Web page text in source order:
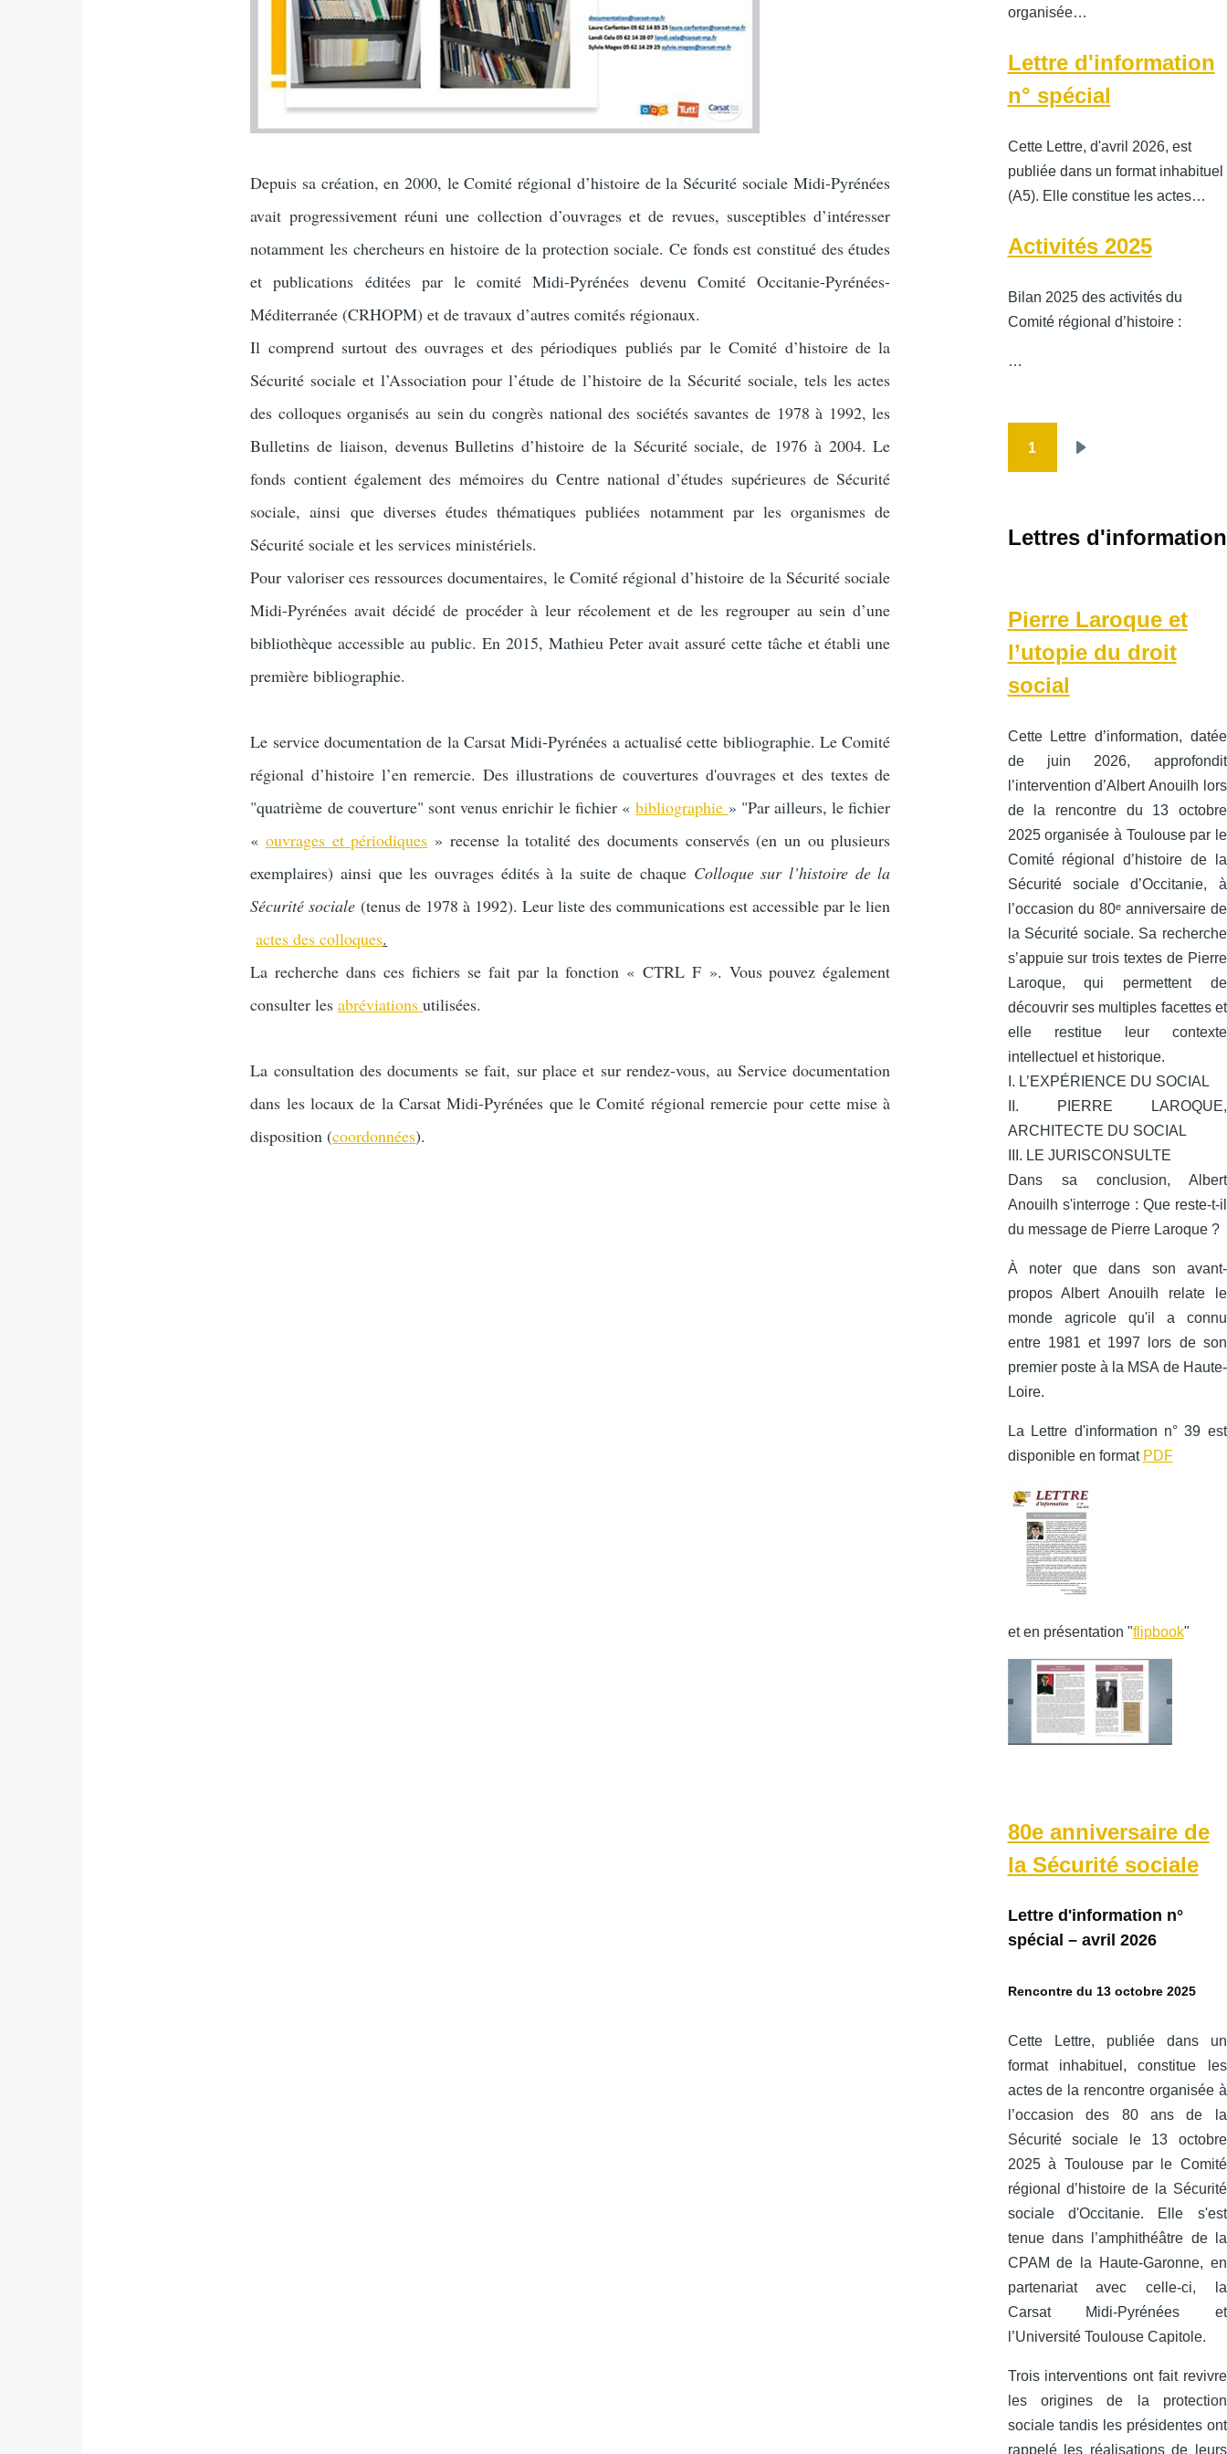
Depuis sa création, en 2000, le Comité régional d’histoire de la Sécurité sociale Midi-Pyrénées
avait progressivement réuni une collection d’ouvrages et de revues, susceptibles d’intéresser
notamment les chercheurs en histoire de la protection sociale. Ce fonds est constitué des études
et publications éditées par le comité Midi-Pyrénées devenu Comité Occitanie-Pyrénées-
Méditerranée (CRHOPM) et de travaux d’autres comités régionaux.
Il comprend surtout des ouvrages et des périodiques publiés par le Comité d’histoire de la
Sécurité sociale et l’Association pour l’étude de l’histoire de la Sécurité sociale, tels les actes
des colloques organisés au sein du congrès national des sociétés savantes de 1978 à 1992, les
Bulletins de liaison, devenus Bulletins d’histoire de la Sécurité sociale, de 1976 à 2004. Le
fonds contient également des mémoires du Centre national d’études supérieures de Sécurité
sociale, ainsi que diverses études thématiques publiées notamment par les organismes de
Sécurité sociale et les services ministériels.
Pour valoriser ces ressources documentaires, le Comité régional d’histoire de la Sécurité sociale
Midi-Pyrénées avait décidé de procéder à leur récolement et de les regrouper au sein d’une
bibliothèque accessible au public. En 2015, Mathieu Peter avait assuré cette tâche et établi une
première bibliographie.
Le service documentation de la Carsat Midi-Pyrénées a actualisé cette bibliographie. Le Comité
régional d’histoire l’en remercie. Des illustrations de couvertures d'ouvrages et des textes de
"quatrième de couverture" sont venus enrichir le fichier «bibliographie » "Par ailleurs, le fichier
«ouvrages et périodiques » recense la totalité des documents conservés (en un ou plusieurs
exemplaires) ainsi que les ouvrages édités à la suite de chaque Colloque sur l’histoire de la
Sécurité sociale(tenus de 1978 à 1992). Leur liste des communications est accessible par le lien
actes des colloques.
La recherche dans ces fichiers se fait par la fonction « CTRL F ». Vous pouvez également
consulter lesabréviations utilisées.
La consultation des documents se fait, sur place et sur rendez-vous, au Service documentation
dans les locaux de la Carsat Midi-Pyrénées que le Comité régional remercie pour cette mise à
disposition (coordonnées).
organisée…
Lettre d'information
n° spécial
Cette Lettre, d'avril 2026, est
publiée dans un format inhabituel
(A5). Elle constitue les actes…
Activités 2025
Bilan 2025 des activités du
Comité régional d’histoire :
…
Pagination
1
Lettres d'information
Pierre Laroque et
l’utopie du droit
social
Cette Lettre d’information, datée
de juin 2026, approfondit
l’intervention d’Albert Anouilh lors
de la rencontre du 13 octobre
2025 organisée à Toulouse par le
Comité régional d’histoire de la
Sécurité sociale d’Occitanie, à
l’occasion du 80ᵉ anniversaire de
la Sécurité sociale. Sa recherche
s’appuie sur trois textes de Pierre
Laroque, qui permettent de
découvrir ses multiples facettes et
elle restitue leur contexte
intellectuel et historique.
I. L’EXPÉRIENCE DU SOCIAL
II. PIERRE LAROQUE,
ARCHITECTE DU SOCIAL
III. LE JURISCONSULTE
Dans sa conclusion, Albert
Anouilh s'interroge : Que reste-t-il
du message de Pierre Laroque ?
À noter que dans son avant-
propos Albert Anouilh relate le
monde agricole qu'il a connu
entre 1981 et 1997 lors de son
premier poste à la MSA de Haute-
Loire.
La Lettre d'information n° 39 est
disponible en format PDF
et en présentation "flipbook"
80e anniversaire de
la Sécurité sociale
Lettre d'information n°
spécial – avril 2026
Rencontre du 13 octobre 2025
Cette Lettre, publiée dans un
format inhabituel, constitue les
actes de la rencontre organisée à
l’occasion des 80 ans de la
Sécurité sociale le 13 octobre
2025 à Toulouse par le Comité
régional d’histoire de la Sécurité
sociale d'Occitanie. Elle s'est
tenue dans l’amphithéâtre de la
CPAM de la Haute-Garonne, en
partenariat avec celle‑ci, la
Carsat Midi‑Pyrénées et
l’Université Toulouse Capitole.
Trois interventions ont fait revivre
les origines de la protection
sociale tandis les présidentes ont
rappelé les réalisations de leurs